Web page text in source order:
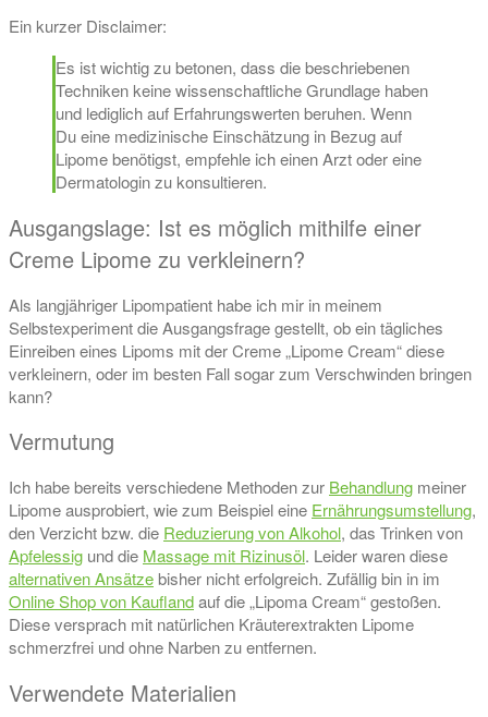
Ein kurzer Disclaimer:
Es ist wichtig zu betonen, dass die beschriebenen
Techniken keine wissenschaftliche Grundlage haben
und lediglich auf Erfahrungswerten beruhen. Wenn
Du eine medizinische Einschätzung in Bezug auf
Lipome benötigst, empfehle ich einen Arzt oder eine
Dermatologin zu konsultieren.
Ausgangslage: Ist es möglich mithilfe einer
Creme Lipome zu verkleinern?
Als langjähriger Lipompatient habe ich mir in meinem
Selbstexperiment die Ausgangsfrage gestellt, ob ein tägliches
Einreiben eines Lipoms mit der Creme „Lipome Cream“ diese
verkleinern, oder im besten Fall sogar zum Verschwinden bringen
kann?
Vermutung
Ich habe bereits verschiedene Methoden zur Behandlung meiner
Lipome ausprobiert, wie zum Beispiel eine Ernährungsumstellung,
den Verzicht bzw. die Reduzierung von Alkohol, das Trinken von
Apfelessig und die Massage mit Rizinusöl. Leider waren diese
alternativen Ansätzebisher nicht erfolgreich. Zufällig bin in im
Online Shop von Kauflandauf die „Lipoma Cream“ gestoßen.
Diese versprach mit natürlichen Kräuterextrakten Lipome
schmerzfrei und ohne Narben zu entfernen.
Verwendete Materialien